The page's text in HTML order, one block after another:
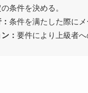
の条件を決める。
： 条件を满たした際に
ン ： 要件により上級者